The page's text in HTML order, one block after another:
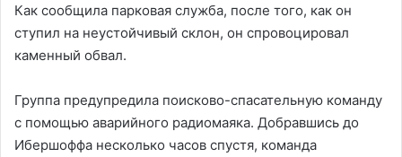
Как сообщила парковая служба, после того, как он
ступил на неустойчивый склон, он спровоцировал
каменный обвал.
Группа предупредила поисково-спасательную команду
с помощью аварийного радиомаяка. Добравшись до
Ибершоффа несколько часов спустя, команда